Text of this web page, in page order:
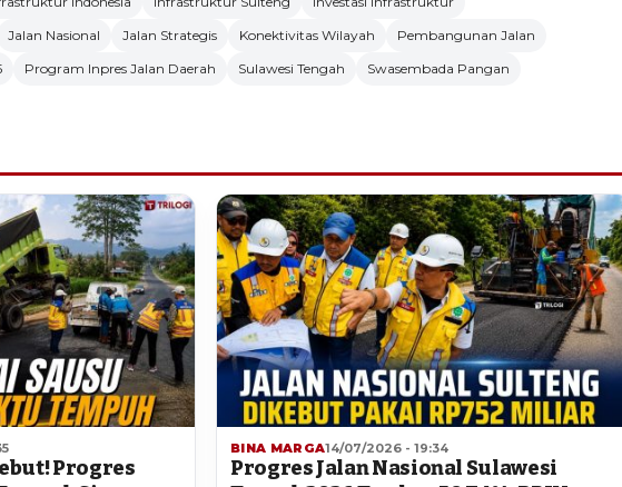
Jalan Nasional Jalan Strategis Konektivitas Wilayah
Pembangunan Jalan
Program Inpres Jalan Daerah Sulawesi Tengah Swasembada Pangan
Progres
BINA MARGA14/07/2026 - 19:34
Progres Jalan Nasional Sulawesi